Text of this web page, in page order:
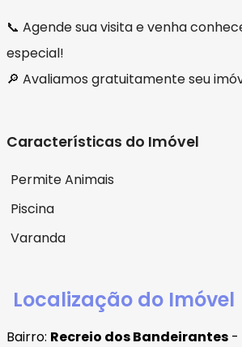
📞 Agende sua visita e venha
especial!
🔎 Avaliamos gratuitamente seu
Características do Imóvel
Permite Animais
Piscina
Varanda
Localização do Imóvel
Bairro: Recreio dos Bandeirantes -